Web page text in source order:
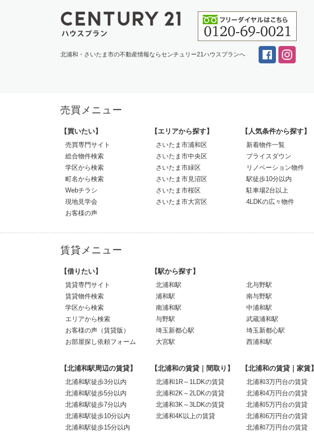
北浦和・さいたま市の不動産情報ならセンチュリー21ハウスプランへ
売買メニュー
【買いたい】
売買専門サイト
総合物件検索
学区から検索
町名から検索
Webチラシ
現地見学会
お客様の声
【エリアから探す】
さいたま市浦和区
さいたま市中央区
さいたま市緑区
さいたま市見沼区
さいたま市桜区
さいたま市大宮区
【人気条件から探す】
新着物件一覧
プライスダウン
リノベーション物件
駅徒歩10分以内
駐車場2台以上
4LDKの広々物件
賃貸メニュー
【借りたい】
賃貸専門サイト
賃貸物件検索
学区から検索
エリアから検索
お客様の声（賃貸版）
お部屋探し依頼フォーム
【駅から探す】
北浦和駅
浦和駅
南浦和駅
与野駅
埼玉新都心駅
大宮駅
北与野駅
南与野駅
中浦和駅
武蔵浦和駅
埼玉新都心駅
西浦和駅
【北浦和駅周辺の賃貸】
北浦和駅徒歩3分以内
北浦和駅徒歩5分以内
北浦和駅徒歩7分以内
北浦和駅徒歩10分以内
北浦和駅徒歩15分以内
【北浦和の賃貸｜間取り】
北浦和1R～1LDKの賃貸
北浦和2K～2LDKの賃貸
北浦和3K～3LDKの賃貸
北浦和4K以上の賃貸
【北浦和の賃貸｜家賃】
北浦和3万円台の賃貸
北浦和4万円台の賃貸
北浦和5万円台の賃貸
北浦和6万円台の賃貸
北浦和7万円台の賃貸